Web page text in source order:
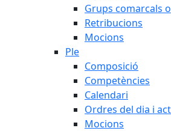
Grups comarcals
Retribucions
Mocions
Ple
Composició
Competències
Calendari
Ordres del dia i
Mocions